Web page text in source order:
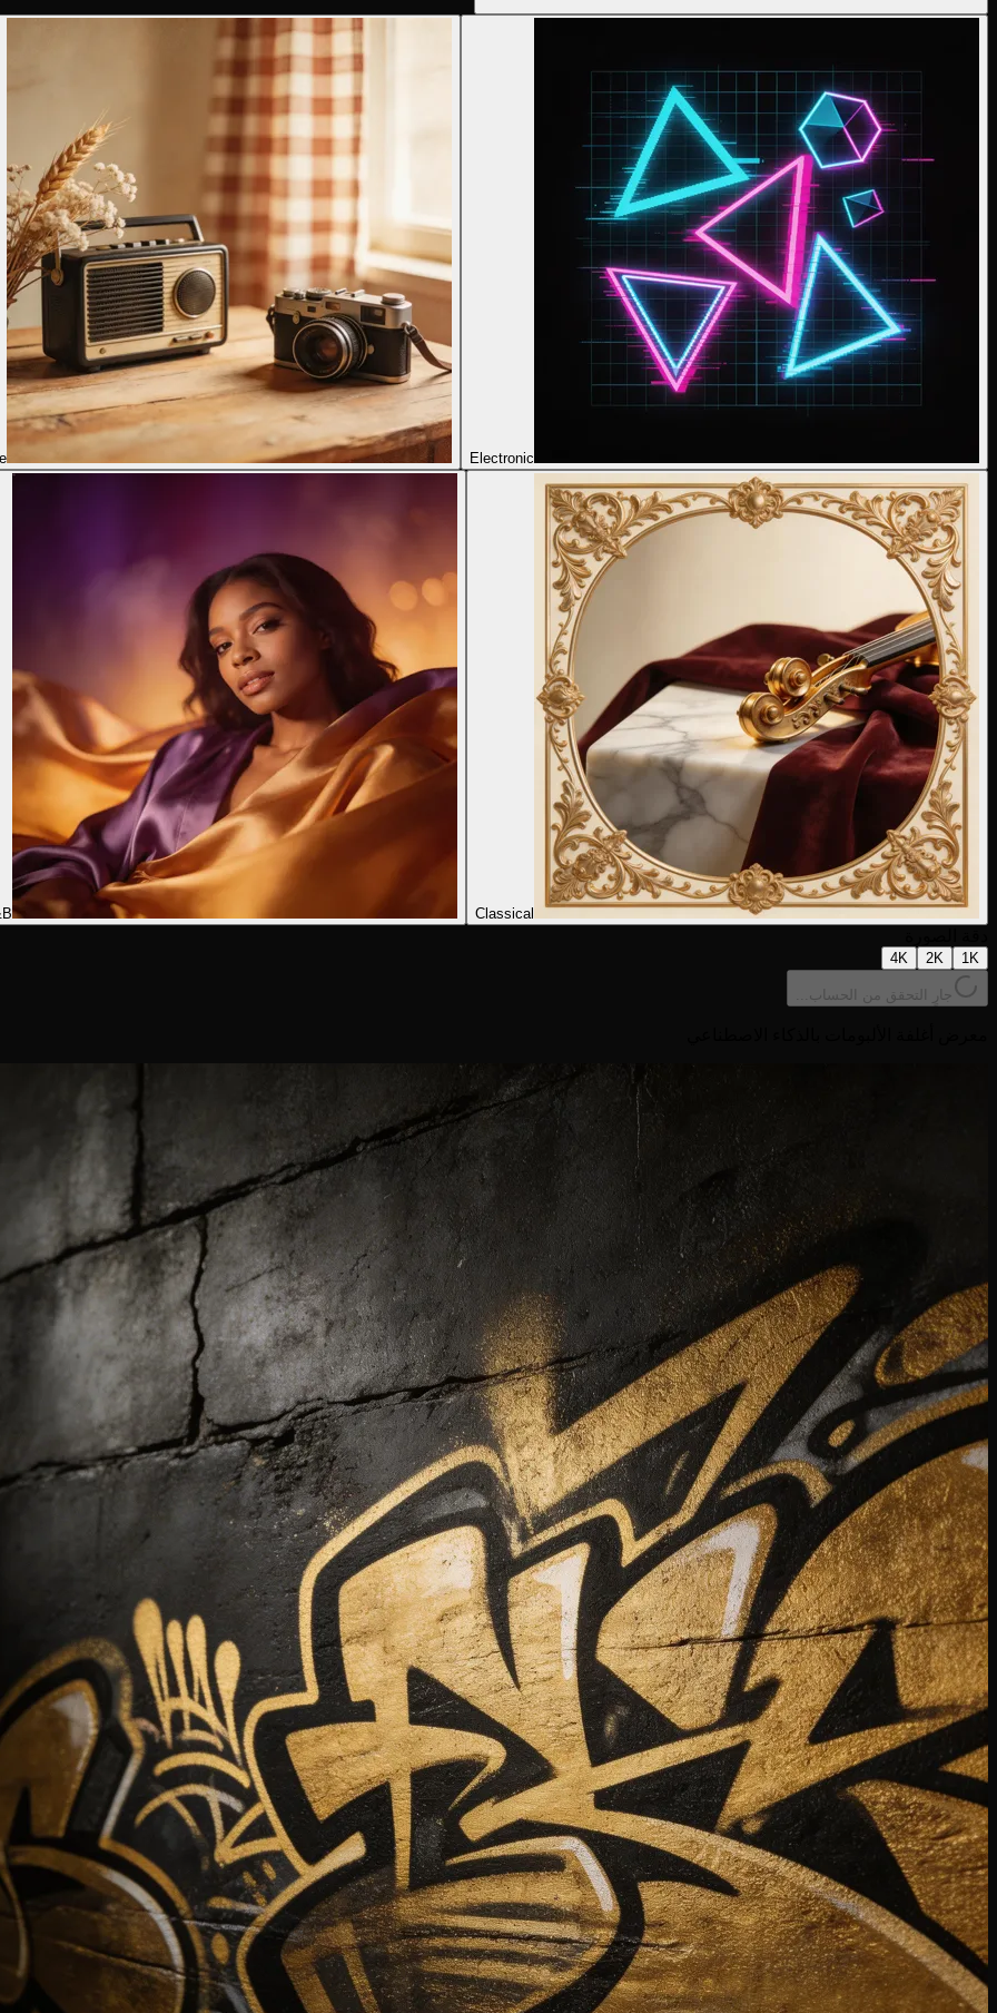
Electronic
Classical
1K
2K
4K
جارٍ التحقق من الحساب...